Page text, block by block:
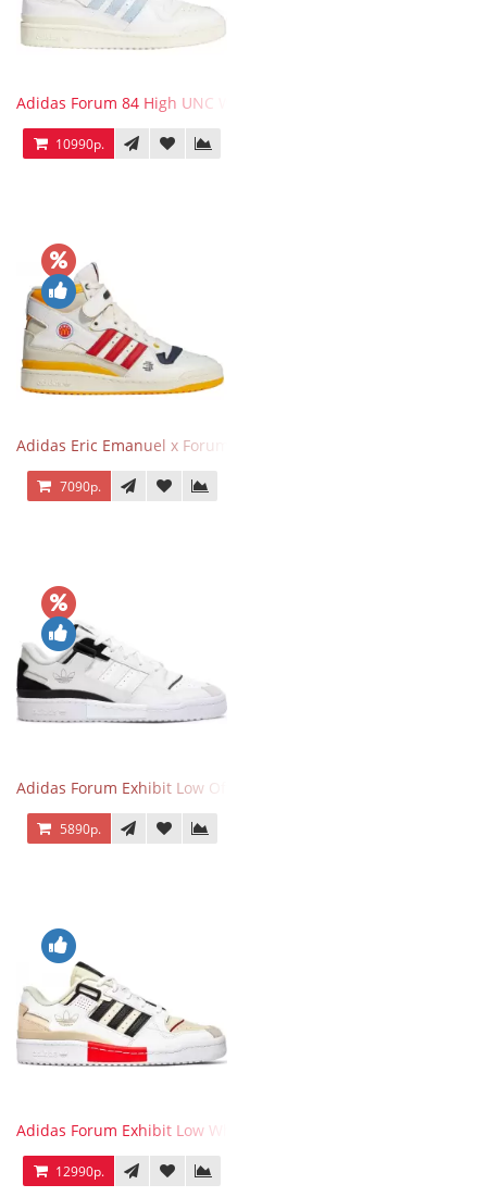
Adidas Forum 84 High UNC White Blue
10990р.
Adidas Eric Emanuel x Forum 84 High Mcdonald’s
7090р.
Adidas Forum Exhibit Low Off White Black
5890р.
Adidas Forum Exhibit Low White Vivid Red
12990р.